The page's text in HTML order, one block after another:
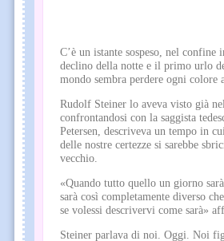
C’è un istante sospeso, nel confine
declino della notte e il primo urlo
mondo sembra perdere ogni colore
Rudolf Steiner lo aveva visto già
confrontandosi con la saggista
Petersen, descriveva un tempo in
delle nostre certezze si sarebbe
vecchio.
«Quando tutto quello un giorno
sarà così completamente diverso
se volessi descrivervi come sarà»
Steiner parlava di noi. Oggi. Noi